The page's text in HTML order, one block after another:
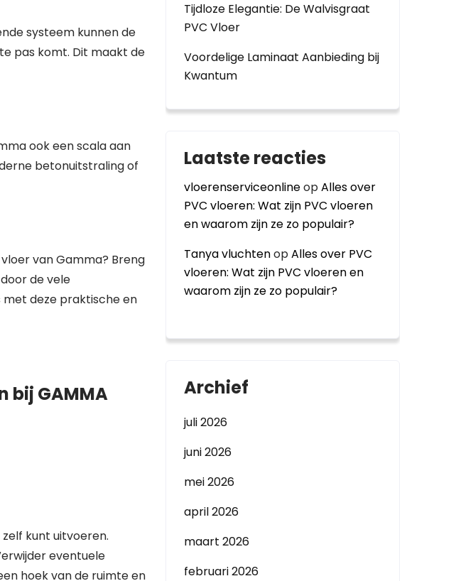
systeem kunnen de
pas komt. Dit maakt de
ook een scala aan
betonuitstraling of
van Gamma? Breng
de vele
met deze praktische en
bij GAMMA
kunt uitvoeren.
eventuele
hoek van de ruimte en
Tijdloze Elegantie: De Walvisgraat
PVC Vloer
Voordelige Laminaat Aanbieding bij
Kwantum
Laatste reacties
vloerenserviceonlineopAlles over
PVC vloeren: Wat zijn PVC vloeren
en waarom zijn ze zo populair?
Tanya vluchtenopAlles over PVC
vloeren: Wat zijn PVC vloeren en
waarom zijn ze zo populair?
Archief
juli 2026
juni 2026
mei 2026
april 2026
maart 2026
februari 2026